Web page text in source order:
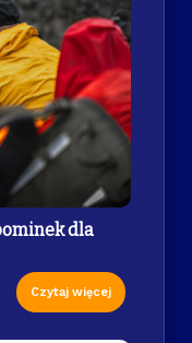
dla
Czytaj więcej